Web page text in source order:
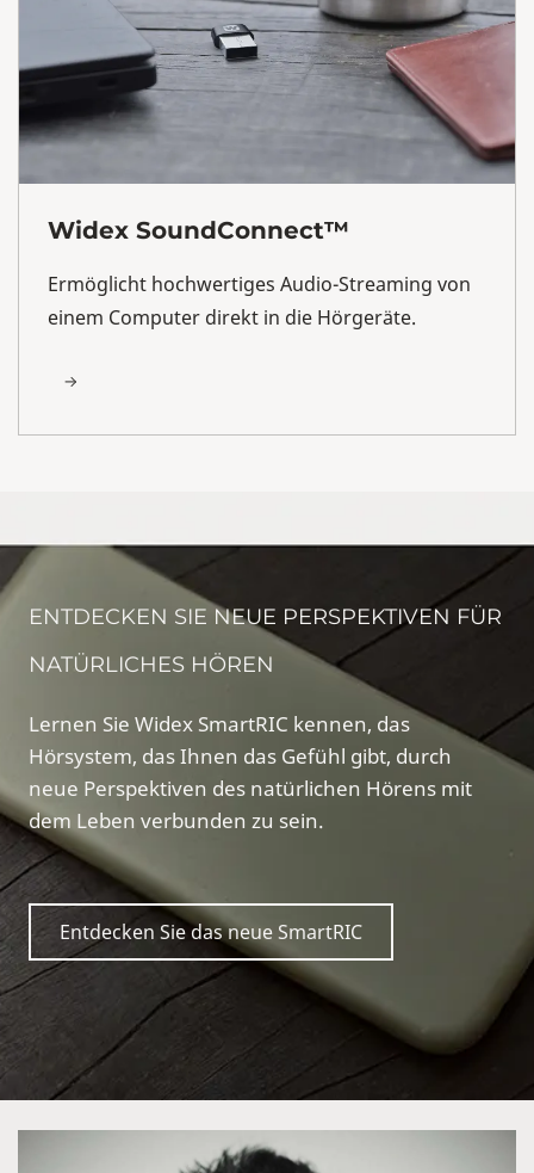
Widex SoundConnect™
Ermöglicht hochwertiges Audio-Streaming von
einem Computer direkt in die Hörgeräte.
ENTDECKEN SIE NEUE PERSPEKTIVEN FÜR
NATÜRLICHES HÖREN
Lernen Sie Widex SmartRIC kennen, das
Hörsystem, das Ihnen das Gefühl gibt, durch
neue Perspektiven des natürlichen Hörens mit
dem Leben verbunden zu sein.
Entdecken Sie das neue SmartRIC